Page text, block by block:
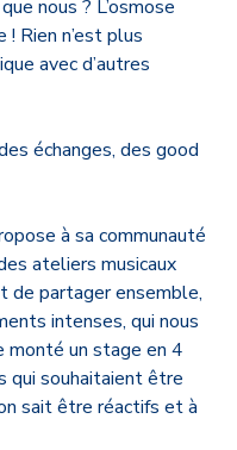
nous ? L’osmose
Rien n’est plus
avec d’autres
échanges, des good
à sa communauté
ateliers musicaux
de partager ensemble,
intenses, qui nous
monté un stage en 4
qui souhaitaient être
sait être réactifs et à